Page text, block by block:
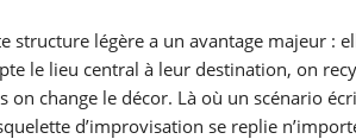
structure légère a un avantage majeur :
le lieu central à leur destination, on
on change le décor. Là où un scénario
d’improvisation se replie